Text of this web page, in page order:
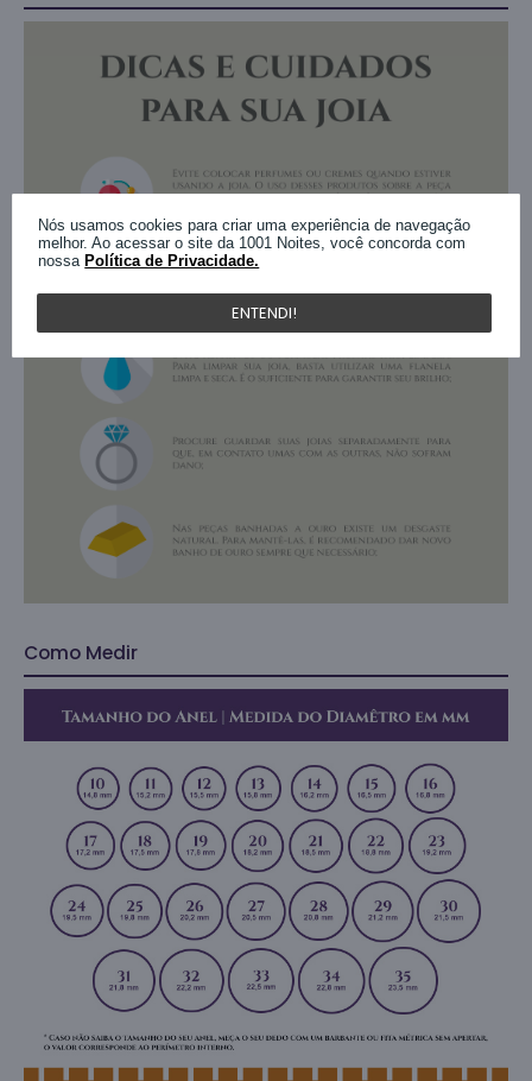
Como Medir
Nós usamos cookies para criar uma experiência de navegação
melhor. Ao acessar o site da 1001 Noites, você concorda com
nossa Política de Privacidade.
ENTENDI!